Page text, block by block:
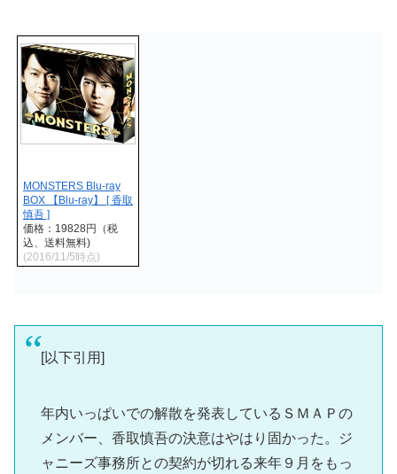
MONSTERS Blu-ray
BOX 【Blu-ray】 [ 香取
慎吾 ]
価格：19828円（税
込、送料無料)
(2016/11/5時点)
[以下引用]
年内いっぱいでの解散を発表しているＳＭＡＰの
メンバー、香取慎吾の決意はやはり固かった。ジ
ャニーズ事務所との契約が切れる来年９月をもっ